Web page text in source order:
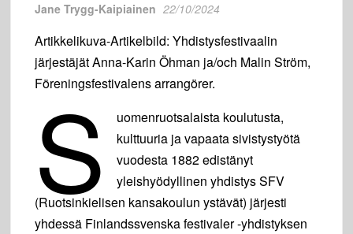
Jane Trygg-Kaipiainen 22/10/2024
Artikkelikuva-Artikelbild: Yhdistysfestivaalin
järjestäjät Anna-Karin Öhman ja/och Malin Ström,
Föreningsfestivalens arrangörer.
S
uomenruotsalaista koulutusta,
kulttuuria ja vapaata sivistystyötä
vuodesta 1882 edistänyt
yleishyödyllinen yhdistys SFV
(Ruotsinkielisen kansakoulun ystävät) järjesti
yhdessä Finlandssvenska festivaler -yhdistyksen